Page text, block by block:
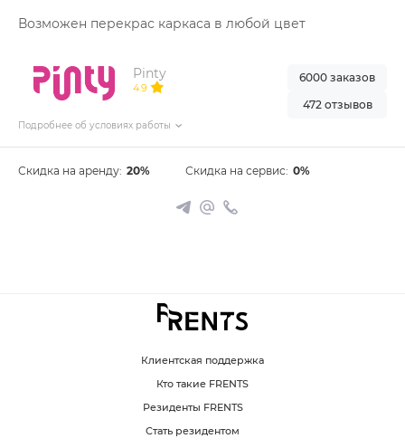
Возможен перекрас каркаса в любой цвет
Pinty
4.9
Подробнее об условиях работы
6000 заказов
472 отзывов
Скидка на аренду: 20% Скидка на сервис: 0%
Клиентская поддержка
Кто такие FRENTS
Резиденты FRENTS
Стать резидентом